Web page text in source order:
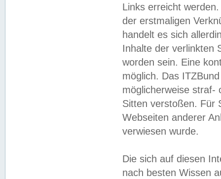
Links erreicht
der erstmaligen
handelt es sich
Inhalte der verlinkten
worden sein. Eine
möglich. Das
möglicherweise straf-
Sitten verstoßen. Für
Webseiten anderer
verwiesen wurde.
Die sich auf diesen
nach besten Wissen